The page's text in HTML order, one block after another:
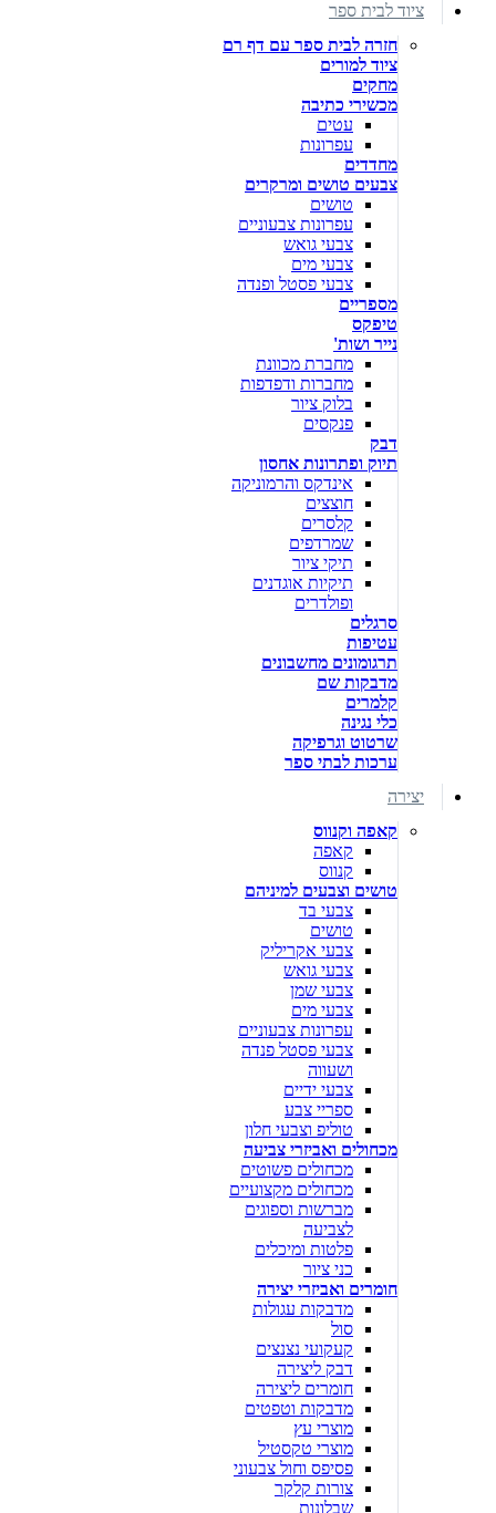
ציוד לבית ספר
חזרה לבית ספר עם דף רם
ציוד למורים
מחקים
מכשירי כתיבה
עטים
עפרונות
מחדדים
צבעים טושים ומרקרים
טושים
עפרונות צבעוניים
צבעי גואש
צבעי מים
צבעי פסטל ופנדה
מספריים
טיפקס
נייר ושות'
מחברת מכוונת
מחברות ודפדפות
בלוק ציור
פנקסים
דבק
תיוק ופתרונות אחסון
אינדקס והרמוניקה
חוצצים
קלסרים
שמרדפים
תיקי ציור
תיקיות אוגדנים
ופולדרים
סרגלים
עטיפות
תרגומונים מחשבונים
מדבקות שם
קלמרים
כלי נגינה
שרטוט וגרפיקה
ערכות לבתי ספר
יצירה
קאפה וקנווס
קאפה
קנווס
טושים וצבעים למיניהם
צבעי בד
טושים
צבעי אקריליק
צבעי גואש
צבעי שמן
צבעי מים
עפרונות צבעוניים
צבעי פסטל פנדה
ושעווה
צבעי ידיים
ספריי צבע
טוליפ וצבעי חלון
מכחולים ואביזרי צביעה
מכחולים פשוטים
מכחולים מקצועיים
מברשות וספוגים
לצביעה
פלטות ומיכלים
כני ציור
חומרים ואביזרי יצירה
מדבקות עגולות
סול
קעקועי נצנצים
דבק ליצירה
חומרים ליצירה
מדבקות וטפטים
מוצרי עץ
מוצרי טקסטיל
פסיפס וחול צבעוני
צורות קלקר
שבלונות